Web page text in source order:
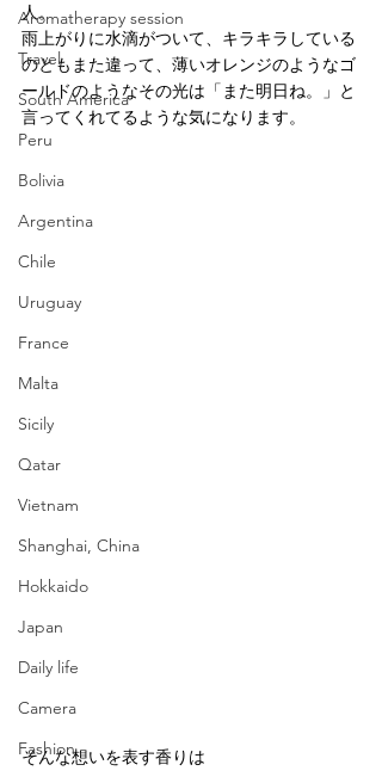
Aromatherapy session
Travel
South America
Peru
Bolivia
Argentina
Chile
Uruguay
France
Malta
Sicily
Qatar
Vietnam
Shanghai, China
Hokkaido
Japan
Daily life
Camera
Fashion
人。
雨上がりに水滴がついて、キラキラしている
のともまた違って、薄いオレンジのようなゴ
ールドのようなその光は「また明日ね。」と
言ってくれてるような気になります。
そんな想いを表す香りは